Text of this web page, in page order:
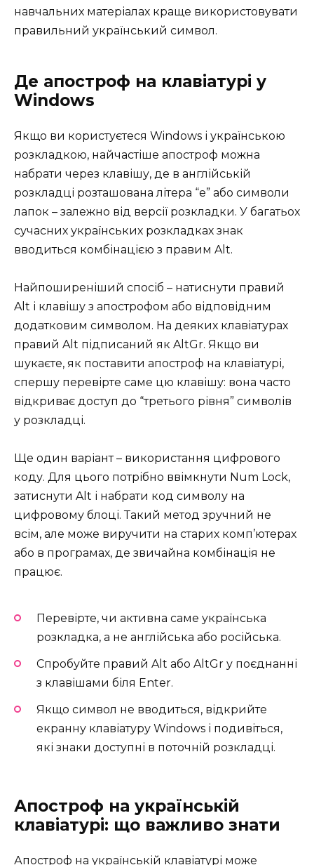
навчальних матеріалах краще використовувати
правильний український символ.
Де апостроф на клавіатурі у
Windows
Якщо ви користуєтеся Windows і українською
розкладкою, найчастіше апостроф можна
набрати через клавішу, де в англійській
розкладці розташована літера “е” або символи
лапок – залежно від версії розкладки. У багатьох
сучасних українських розкладках знак
вводиться комбінацією з правим Alt.
Найпоширеніший спосіб – натиснути правий
Alt і клавішу з апострофом або відповідним
додатковим символом. На деяких клавіатурах
правий Alt підписаний як AltGr. Якщо ви
шукаєте, як поставити апостроф на клавіатурі,
спершу перевірте саме цю клавішу: вона часто
відкриває доступ до “третього рівня” символів
у розкладці.
Ще один варіант – використання цифрового
коду. Для цього потрібно ввімкнути Num Lock,
затиснути Alt і набрати код символу на
цифровому блоці. Такий метод зручний не
всім, але може виручити на старих комп’ютерах
або в програмах, де звичайна комбінація не
працює.
Перевірте, чи активна саме українська
розкладка, а не англійська або російська.
Спробуйте правий Alt або AltGr у поєднанні
з клавішами біля Enter.
Якщо символ не вводиться, відкрийте
екранну клавіатуру Windows і подивіться,
які знаки доступні в поточній розкладці.
Апостроф на українській
клавіатурі: що важливо знати
Апостроф на українській клавіатурі може